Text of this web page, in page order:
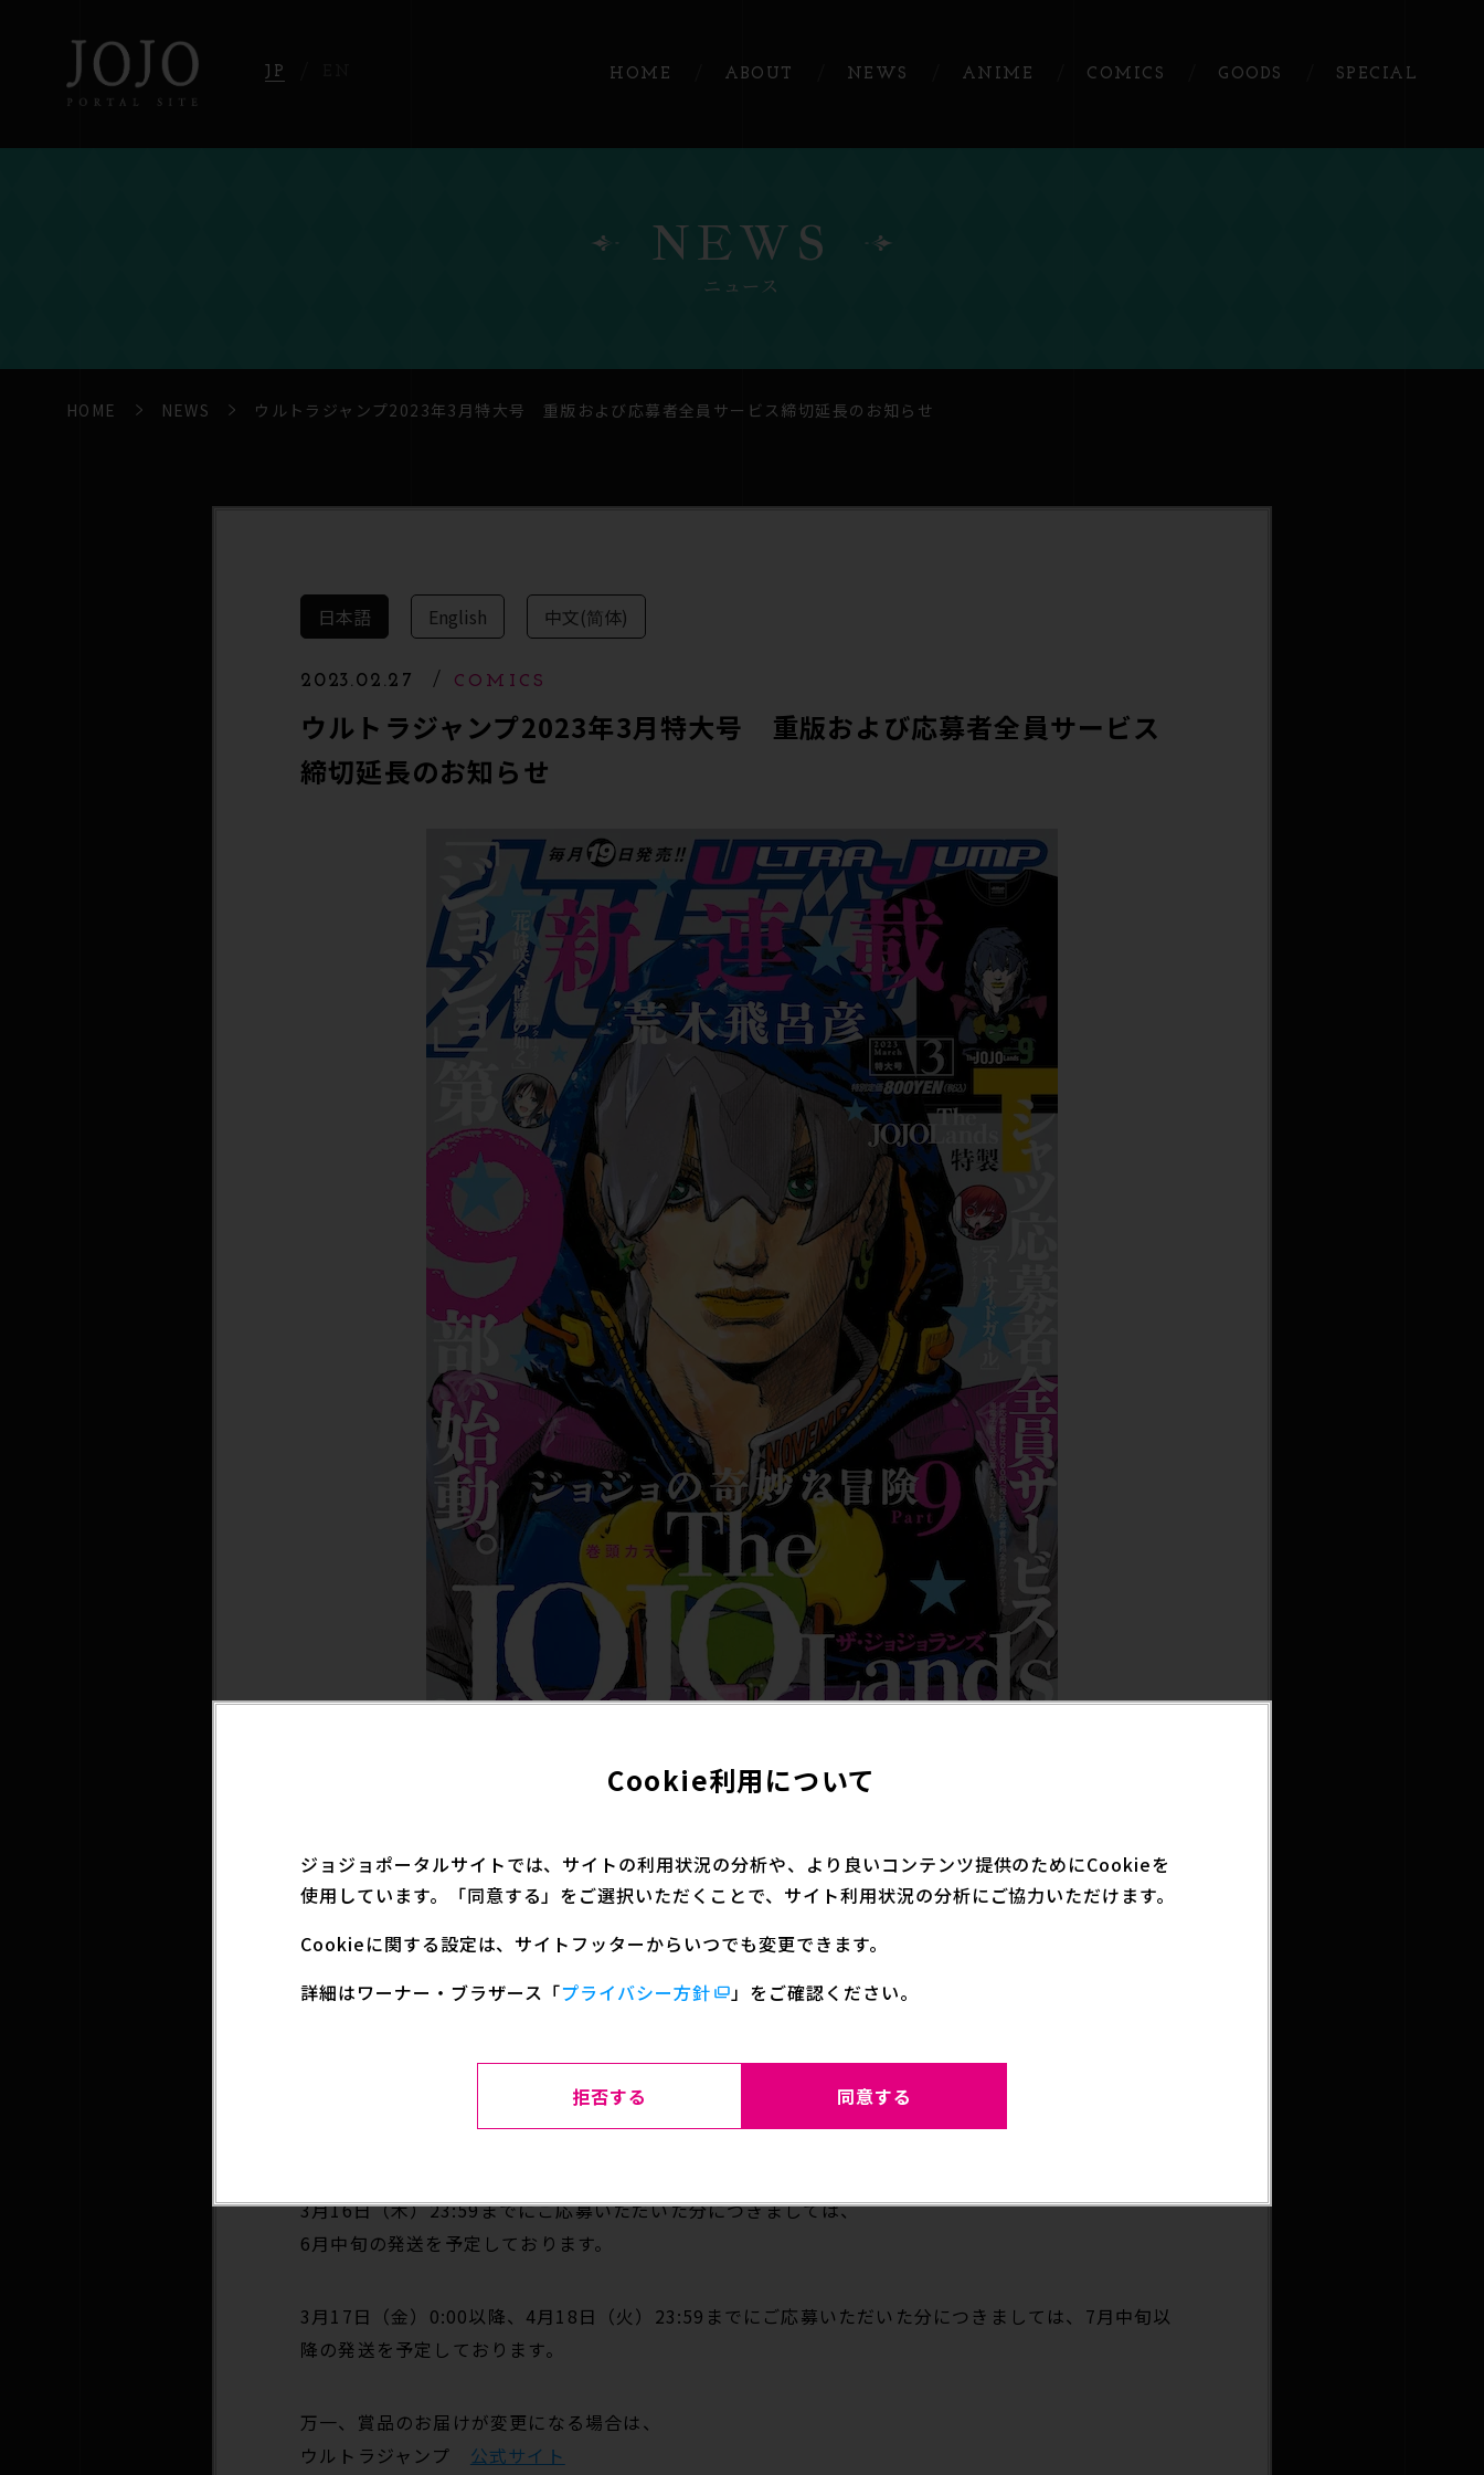
JP HOME ABOUT NEWS ANIME COMICS GOODS SPECIAL
NEWS
ニュース
HOME NEWS ウルトラジャンプ2023年3月特大号 重版および応募者全員サービス締切延長のお知らせ
日本語 English 中文(简体)
2023.02.27 COMICS
ウルトラジャンプ2023年3月特大号 重版および応募者全員サービス
締切延長のお知らせ
2023年2月17日（金）発売の「ウルトラジャンプ3月特大号」の重版が決定しました。
それに伴い、「『The JOJOLands』連載開始記念 特製Tシャツ応募者全員サービス」の応募締切を延
長いたします。
【変更後】2023年4月18日（火）23:59
※応募者全員サービス事務局開設期間も7月31日（月）17:00まで延長いたします。
●賞品のお届けについて
3月16日（木）23:59までにご応募いただいた分につきましては、
6月中旬の発送を予定しております。
3月17日（金）0:00以降、4月18日（火）23:59までにご応募いただいた分につきましては、7月中旬以
降の発送を予定しております。
万一、賞品のお届けが変更になる場合は、
ウルトラジャンプ 公式サイト
Cookie利用について
ジョジョポータルサイトでは、サイトの利用状況の分析や、より良いコンテンツ提供のためにCookieを
使用しています。「同意する」をご選択いただくことで、サイト利用状況の分析にご協力いただけます。
Cookieに関する設定は、サイトフッターからいつでも変更できます。
詳細はワーナー・ブラザース 「プライバシー方針 」をご確認ください。
拒否する 同意する